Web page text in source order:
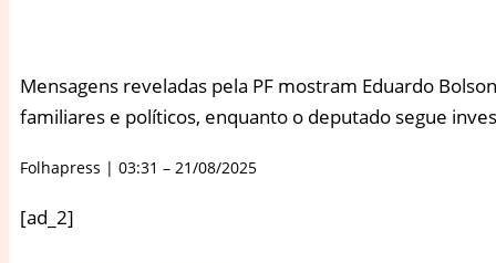
Mensagens reveladas pela PF mostram Eduardo
familiares e políticos, enquanto o deputado segue
Folhapress | 03:31 – 21/08/2025
[ad_2]